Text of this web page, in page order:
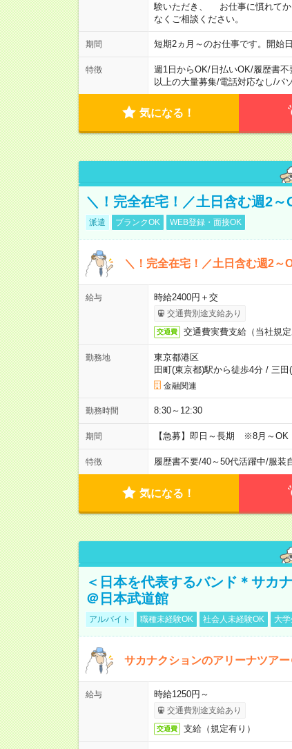
験いただき、 お仕事に慣れてか
なくご相談ください。
期間 短期2ヵ月～のお仕事です。開
特徴 週1日からOK/日払いOK/履歴書不
以上の大量募集/電話対応なし/パ
気になる！
＼！完全在宅！／土日含む週2
派遣 ブランクOK WEB登録・面接OK
＼！完全在宅！／土日含む週2～
給与 時給2400円＋交
交通費別途支給あり
交通費 交通費実費支給（当社規定
勤務地
東京都港区
田町(東京都)駅から徒歩4分/ 三田
金融関連
勤務時間 8:30～12:30
期間 【急募】即日～長期 ※8月～OK
特徴 履歴書不要/40～50代活躍中/服装
気になる！
＜日本を代表するバンド＊サカ
＠日本武道館
アルバイト 職種未経験OK 社会人未経験OK 大
サカナクションのアリーナツア
給与 時給1250円～
交通費別途支給あり
交通費 支給（規定有り）